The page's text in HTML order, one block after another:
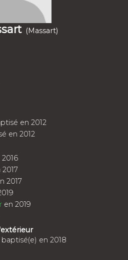
(Massart)
en 2012
en 2012
2016
2017
2017
en 2019
en 2018